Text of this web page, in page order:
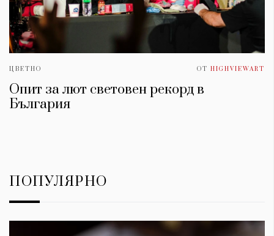
ЦВЕТНО ОТ HIGHVIEWART
Опит за лют световен рекорд в
България
ПОПУЛЯРНО